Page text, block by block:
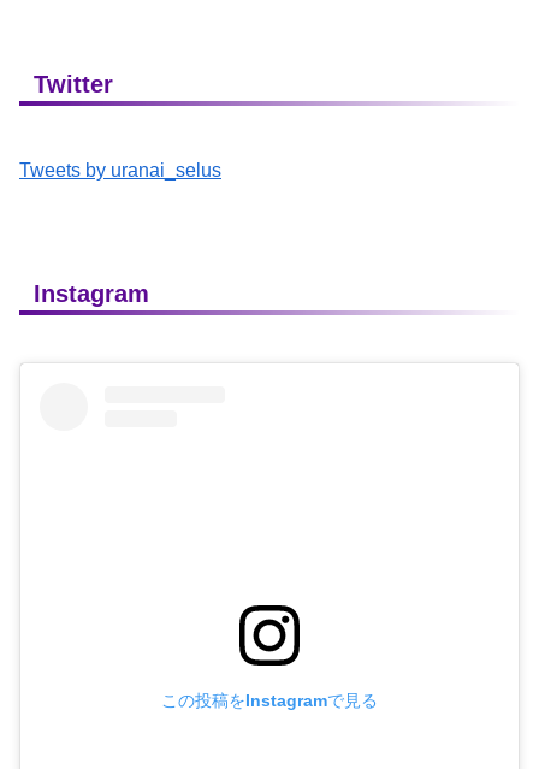
Twitter
Tweets by uranai_selus
Instagram
この投稿をInstagramで見る